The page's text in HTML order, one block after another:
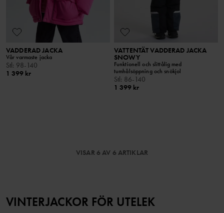
VADDERAD JACKA
Vår varmaste jacka
Stl: 98-140
1 399 kr
VATTENTÄT VADDERAD JACKA
SNOWY
Funktionell och slittålig med
tumhålsöppning och snökjol
Stl: 86-140
1 399 kr
VISAR 6 AV 6 ARTIKLAR
VINTERJACKOR FÖR UTELEK